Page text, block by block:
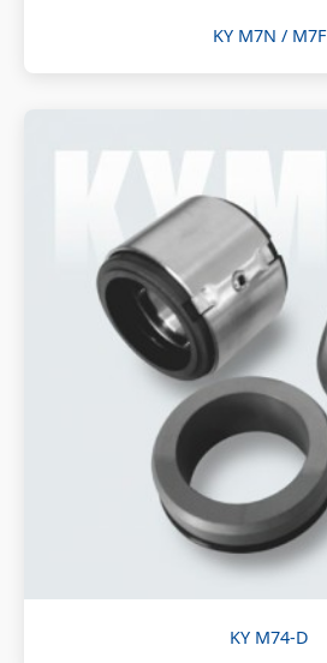
KY M7N / M7F
KY M74-D